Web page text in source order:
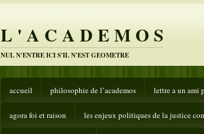
L ' A C A D E M O S
NUL N'ENTRE ICI S'IL N'EST GEOMETRE
accueil philosophie de l’academos lettre a un ami
agora foi et raison les enjeux politiques de la justice